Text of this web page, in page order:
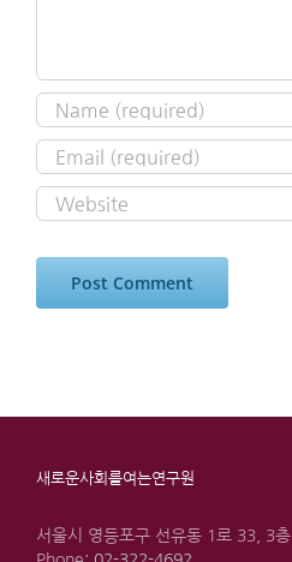
새로운사회를여는연구원
서울시 영등포구 선유동 1로 33, 3층